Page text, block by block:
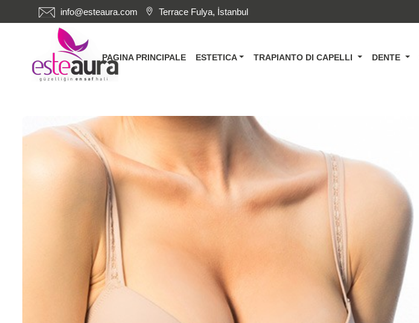
info@esteaura.com Terrace Fulya, İstanbul
PAGINA PRINCIPALE ESTETICA TRAPIANTO DI CAPELLI DENTE